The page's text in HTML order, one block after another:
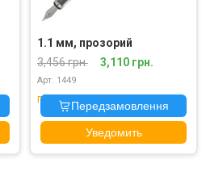
1.1 мм, прозорий
3,456 грн.
3,110 грн.
Арт. 1449
під замовлення
Передзамовлення
Уведомить